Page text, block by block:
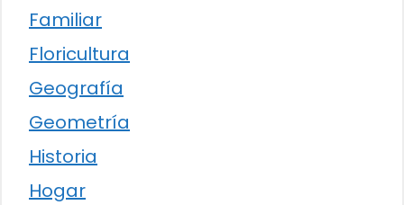
Familiar
Floricultura
Geografía
Geometría
Historia
Hogar